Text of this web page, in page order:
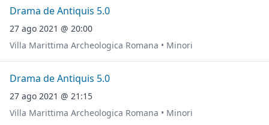
Drama de Antiquis 5.0
27 ago 2021 @ 20:00
Villa Marittima Archeologica Romana • Minori
Drama de Antiquis 5.0
27 ago 2021 @ 21:15
Villa Marittima Archeologica Romana • Minori